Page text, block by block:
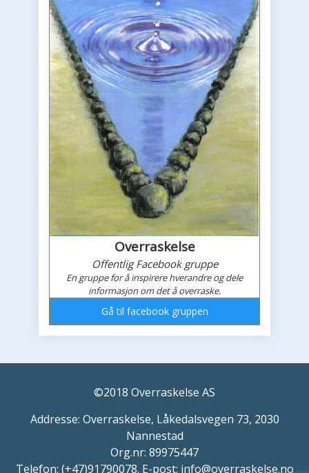
Overraskelse
Offentlig Facebook gruppe
En gruppe for å inspirere hverandre og dele
informasjon om det å overraske.
Gå til facebook gruppen
©2018 Overraskelse AS
Addresse: Overraskelse, Låkedalsvegen 73, 2030
Nannestad
Org.nr: 89975447
Telefon: (+47)91790078. E-post: info@overraskelse.no